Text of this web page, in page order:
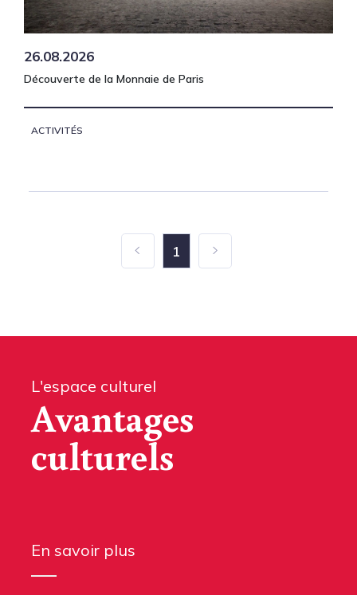
26.08.2026
Découverte de la Monnaie de Paris
ACTIVITÉS
1
L'espace culturel
Avantages
culturels
En savoir plus